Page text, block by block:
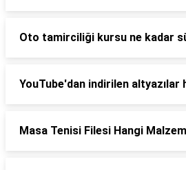
Oto tamirciliği kursu ne kadar
YouTube'dan indirilen
Masa Tenisi Filesi Hangi